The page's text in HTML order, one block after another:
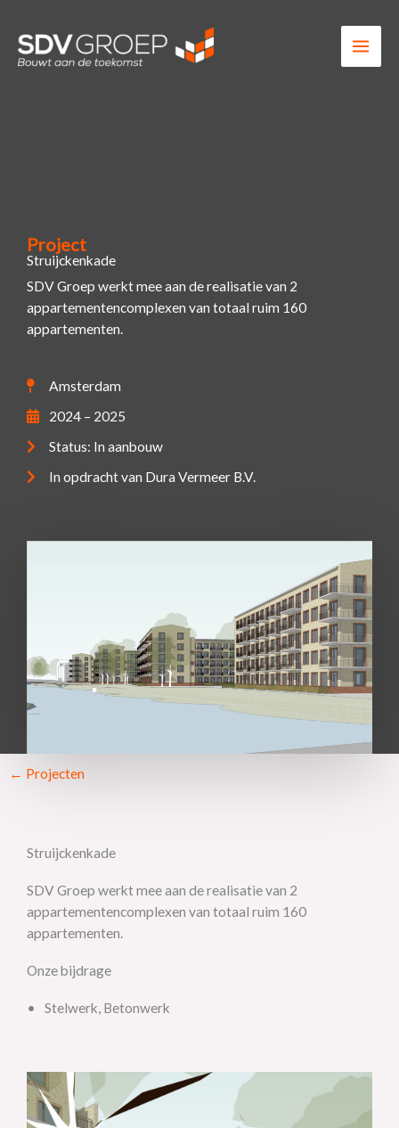
naar
Project
Struijckenkade
SDV Groep werkt mee aan de realisatie van 2
appartementencomplexen van totaal ruim 160
appartementen.
Amsterdam
2024 – 2025
Status: In aanbouw
In opdracht van Dura Vermeer B.V.
← Projecten
Struijckenkade
SDV Groep werkt mee aan de realisatie van 2
appartementencomplexen van totaal ruim 160
appartementen.
Onze bijdrage
Stelwerk, Betonwerk